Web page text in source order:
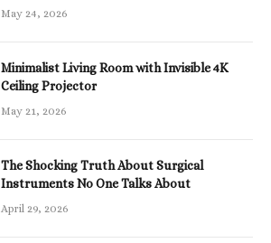
May 24, 2026
Minimalist Living Room with Invisible 4K
Ceiling Projector
May 21, 2026
The Shocking Truth About Surgical
Instruments No One Talks About
April 29, 2026